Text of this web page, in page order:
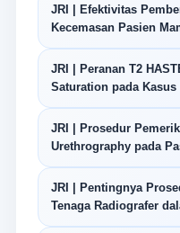
JRI | Efektivitas
Kecemasan Pasien
JRI | Peranan T2
Saturation pada
JRI | Prosedur
Urethrography pada
JRI | Pentingnya
Tenaga Radiografer